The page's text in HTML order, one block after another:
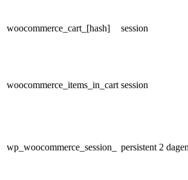
woocommerce_cart_[hash] session
woocommerce_items_in_cart session
wp_woocommerce_session_ persistent 2 dagen